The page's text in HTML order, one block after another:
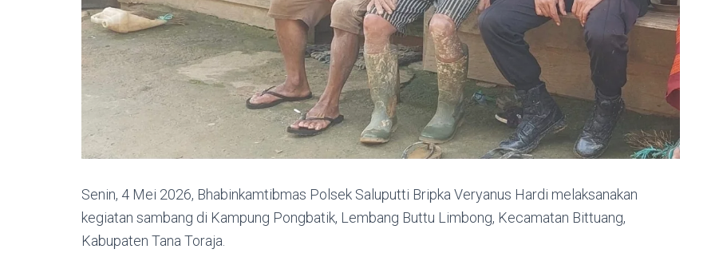
Senin, 4 Mei 2026, Bhabinkamtibmas Polsek Saluputti Bripka Veryanus Hardi melaksanakan
kegiatan sambang di Kampung Pongbatik, Lembang Buttu Limbong, Kecamatan Bittuang,
Kabupaten Tana Toraja.